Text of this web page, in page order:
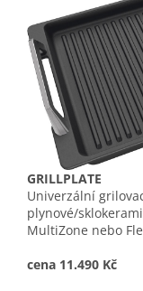
GRILLPLATE
Univerzální
plynové/
MultiZone nebo
cena 11.490 Kč